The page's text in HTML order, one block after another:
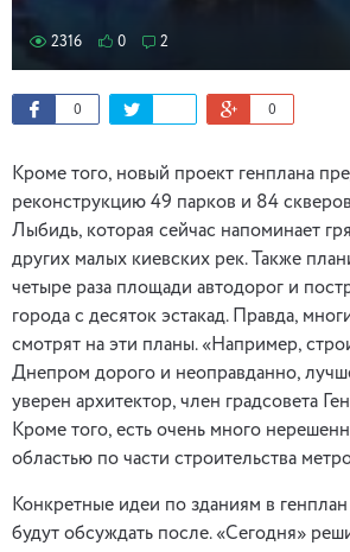
2316 0 2
0 0
Кроме того, новый проект генплана
реконструкцию 49 парков и 84
Лыбидь, которая сейчас напоминает
других малых киевских рек. Также
четыре раза площади автодорог и
города с десяток эстакад. Правда,
смотрят на эти планы. «Например,
Днепром дорого и неоправданно,
уверен архитектор, член градсовета
Кроме того, есть очень много
областью по части строительства
Конкретные идеи по зданиям в
будут обсуждать после. «Сегодня»